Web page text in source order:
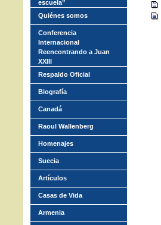
escuela”
Quiénes somos
Conferencia
Internacional
Reencontrando a Juan
XXIII
Respaldo Oficial
Biografía
Canadá
Raoul Wallenberg
Homenajes
Suecia
Artículos
Casas de Vida
Armenia